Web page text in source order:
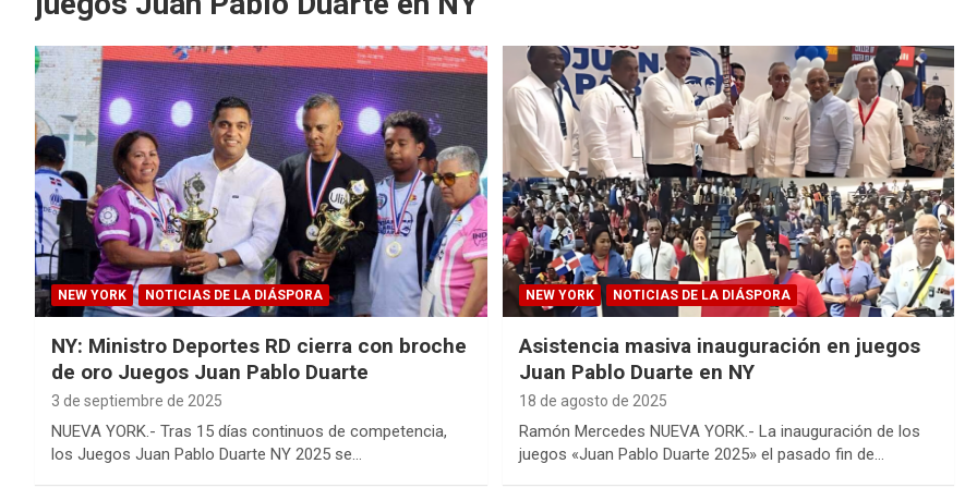
NEW YORK NOTICIAS DE LA DIÁSPORA
NY: Ministro Deportes RD cierra con broche
de oro Juegos Juan Pablo Duarte
3 de septiembre de 2025
NUEVA YORK.- Tras 15 días continuos de competencia,
los Juegos Juan Pablo Duarte NY 2025 se…
NEW YORK NOTICIAS DE LA DIÁSPORA
Asistencia masiva inauguración en juegos
Juan Pablo Duarte en NY
18 de agosto de 2025
Ramón Mercedes NUEVA YORK.- La inauguración de los
juegos «Juan Pablo Duarte 2025» el pasado fin de…